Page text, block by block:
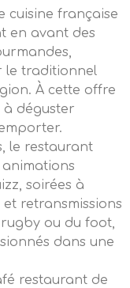
cuisine française
en avant des
le traditionnel
À cette offre
à déguster
le restaurant
animations
soirées à
retransmissions
ou du foot,
dans une
restaurant de